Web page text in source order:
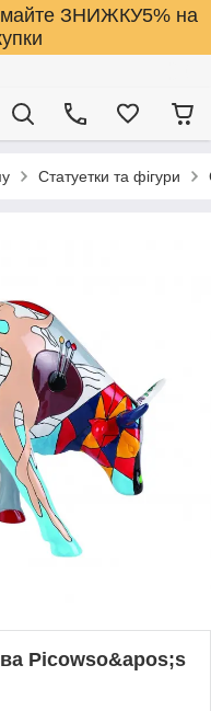
ЗНИЖКУ5% на
Статуетки та фігури
Picowso&apos;s